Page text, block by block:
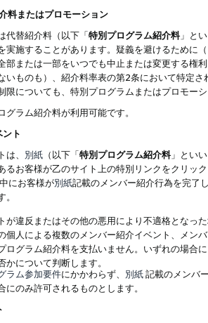
料またはプロモーション
代替紹介料（以下「特別プログラム紹介料」と
実施することがあります。疑義を避けるために
部または一部をいつでも中止または変更する権
いものも）、紹介料率表の第2条において特定
限についても、特別プログラムまたはプロモー
グラム紹介料が利用可能です。
ト
は、 別紙 （以下「特別プログラム紹介料」とい
るお客様が乙のサイト上の特別リンクをクリッ
にお客様が別紙記載のメンバー紹介行為を完了
が違反またはその他の悪用により不適格となっ
個人による複数のメンバー紹介イベント、メン
ログラム紹介料を支払いません。いずれの場合
かについて判断します。
ラム参加要件にかかわらず、 別紙記載のメンバ
にのみ許可されるものとします。